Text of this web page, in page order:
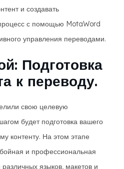
и создавать
с помощью MotaWord
управления переводами.
Подготовка
к переводу.
свою целевую
будет подготовка вашего
контенту. На этом этапе
и профессиональная
языков, макетов и